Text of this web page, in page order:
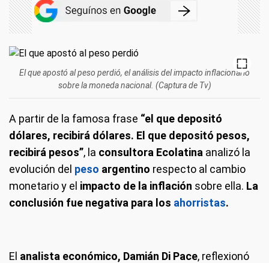
El que apostó al peso perdió, el análisis del impacto inflacionario
sobre la moneda nacional. (Captura de Tv)
A partir de la famosa frase “el que depositó
dólares, recibirá dólares. El que depositó pesos,
recibirá pesos”, la consultora Ecolatina analizó la
evolución del peso argentino respecto al cambio
monetario y el impacto de la inflación sobre ella. La
conclusión fue negativa para los ahorristas.
El analista económico, Damián Di Pace, reflexionó